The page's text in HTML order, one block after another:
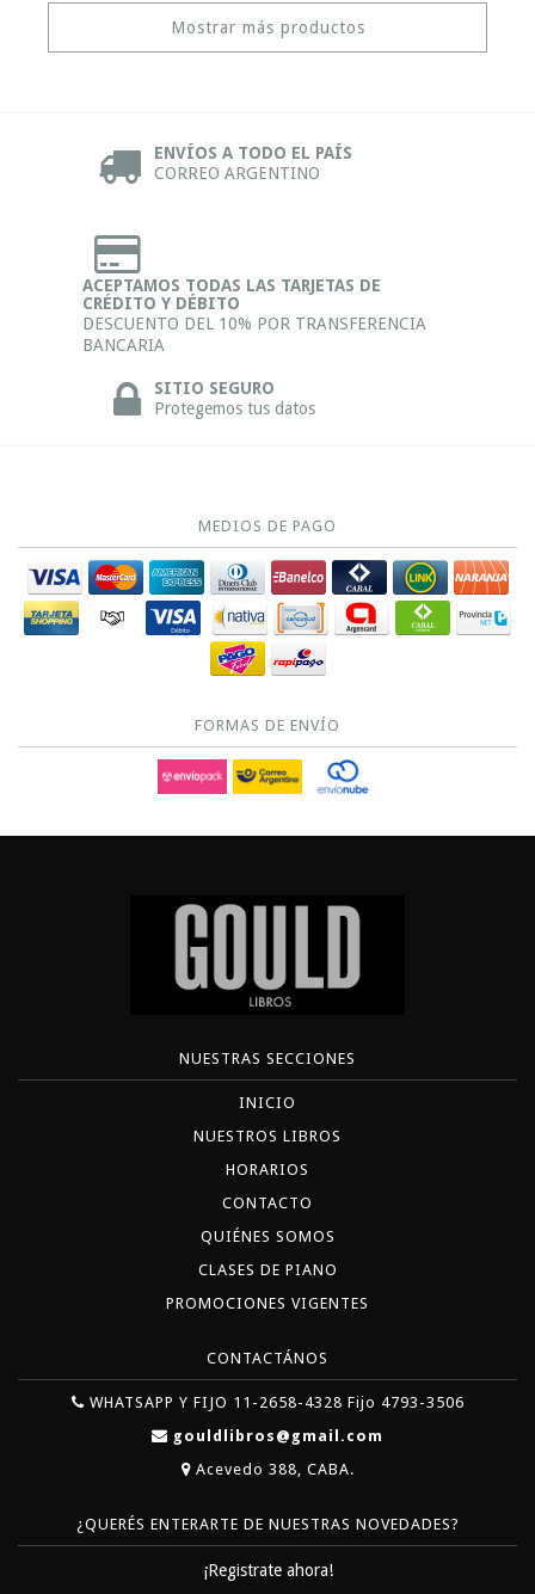
Mostrar más productos
ENVÍOS A TODO EL PAÍS
CORREO ARGENTINO
ACEPTAMOS TODAS LAS TARJETAS DE
CRÉDITO Y DÉBITO
DESCUENTO DEL 10% POR TRANSFERENCIA
BANCARIA
SITIO SEGURO
Protegemos tus datos
MEDIOS DE PAGO
FORMAS DE ENVÍO
NUESTRAS SECCIONES
INICIO
NUESTROS LIBROS
HORARIOS
CONTACTO
QUIÉNES SOMOS
CLASES DE PIANO
PROMOCIONES VIGENTES
CONTACTÁNOS
WHATSAPP Y FIJO 11-2658-4328 Fijo 4793-3506
gouldlibros@gmail.com
Acevedo 388, CABA.
¿QUERÉS ENTERARTE DE NUESTRAS NOVEDADES?
¡Registrate ahora!